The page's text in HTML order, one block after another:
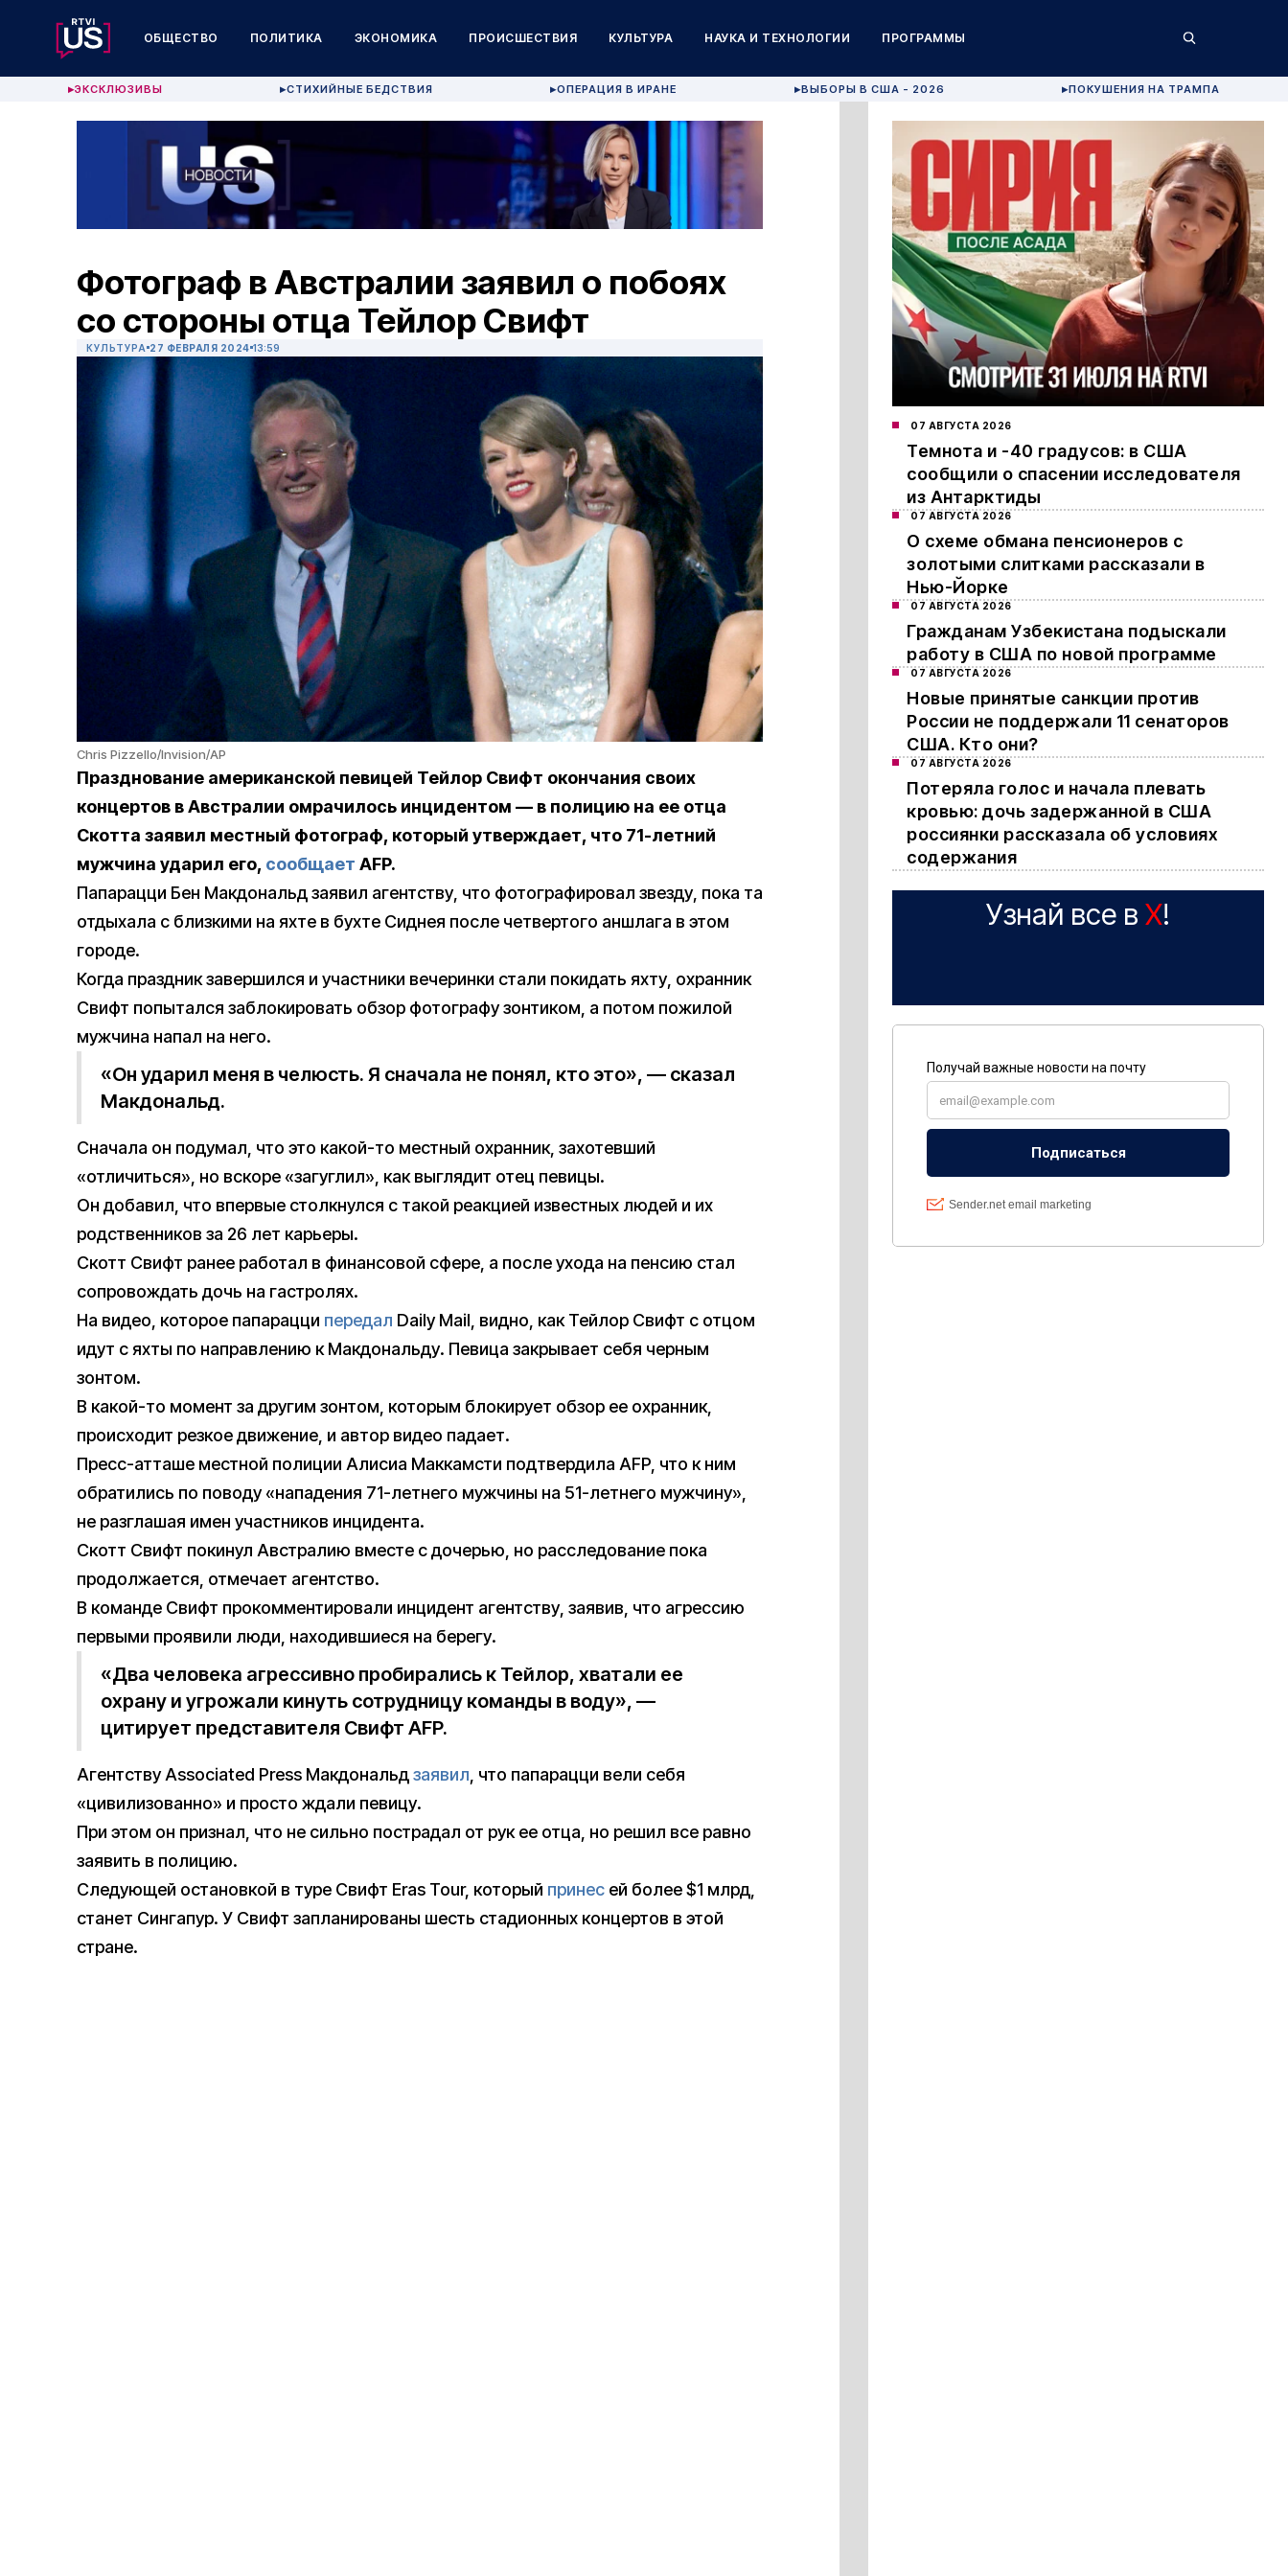
ОБЩЕСТВО ПОЛИТИКА ЭКОНОМИКА ПРОИСШЕСТВИЯ КУЛЬТУРА НАУКА И ТЕХНОЛОГИИ ПРОГРАММЫ
▶ЭКСКЛЮЗИВЫ ▶СТИХИЙНЫЕ БЕДСТВИЯ ▶ОПЕРАЦИЯ В ИРАНЕ ▶ВЫБОРЫ В США - 2026 ▶ПОКУШЕНИЯ НА ТРАМПА
Фотограф в Австралии заявил о побоях
со стороны отца Тейлор Свифт
КУЛЬТУРА 27 ФЕВРАЛЯ 2024 13:59
Chris Pizzello/Invision/AP
Празднование американской певицей Тейлор Свифт окончания своих
концертов в Австралии омрачилось инцидентом — в полицию на ее отца
Скотта заявил местный фотограф, который утверждает, что 71-летний
мужчина ударил его, сообщает AFP.
Папарацци Бен Макдональд заявил агентству, что фотографировал звезду, пока та
отдыхала с близкими на яхте в бухте Сиднея после четвертого аншлага в этом
городе.
Когда праздник завершился и участники вечеринки стали покидать яхту, охранник
Свифт попытался заблокировать обзор фотографу зонтиком, а потом пожилой
мужчина напал на него.
«Он ударил меня в челюсть. Я сначала не понял, кто это», — сказал
Макдональд.
Сначала он подумал, что это какой-то местный охранник, захотевший
«отличиться», но вскоре «загуглил», как выглядит отец певицы.
Он добавил, что впервые столкнулся с такой реакцией известных людей и их
родственников за 26 лет карьеры.
Скотт Свифт ранее работал в финансовой сфере, а после ухода на пенсию стал
сопровождать дочь на гастролях.
На видео, которое папарацци передал Daily Mail, видно, как Тейлор Свифт с отцом
идут с яхты по направлению к Макдональду. Певица закрывает себя черным
зонтом.
В какой-то момент за другим зонтом, которым блокирует обзор ее охранник,
происходит резкое движение, и автор видео падает.
Пресс-атташе местной полиции Алисиа Маккамсти подтвердила AFP, что к ним
обратились по поводу «нападения 71-летнего мужчины на 51-летнего мужчину»,
не разглашая имен участников инцидента.
Скотт Свифт покинул Австралию вместе с дочерью, но расследование пока
продолжается, отмечает агентство.
В команде Свифт прокомментировали инцидент агентству, заявив, что агрессию
первыми проявили люди, находившиеся на берегу.
«Два человека агрессивно пробирались к Тейлор, хватали ее
охрану и угрожали кинуть сотрудницу команды в воду», —
цитирует представителя Свифт AFP.
Агентству Associated Press Макдональдзаявил, что папарацци вели себя
«цивилизованно» и просто ждали певицу.
При этом он признал, что не сильно пострадал от рук ее отца, но решил все равно
заявить в полицию.
Следующей остановкой в туре Свифт Eras Tour, который принес ей более $1 млрд,
станет Сингапур. У Свифт запланированы шесть стадионных концертов в этой
стране.
07 АВГУСТА 2026
Темнота и -40 градусов: в США
сообщили о спасении исследователя
из Антарктиды
07 АВГУСТА 2026
О схеме обмана пенсионеров с
золотыми слитками рассказали в
Нью-Йорке
07 АВГУСТА 2026
Гражданам Узбекистана подыскали
работу в США по новой программе
07 АВГУСТА 2026
Новые принятые санкции против
России не поддержали 11 сенаторов
США. Кто они?
07 АВГУСТА 2026
Потеряла голос и начала плевать
кровью: дочь задержанной в США
россиянки рассказала об условиях
содержания
Узнай все в X!